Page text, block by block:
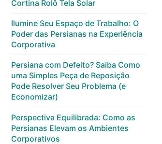
Cortina Rolô Tela Solar
Ilumine Seu Espaço de Trabalho: O
Poder das Persianas na Experiência
Corporativa
Persiana com Defeito? Saiba Como
uma Simples Peça de Reposição
Pode Resolver Seu Problema (e
Economizar)
Perspectiva Equilibrada: Como as
Persianas Elevam os Ambientes
Corporativos